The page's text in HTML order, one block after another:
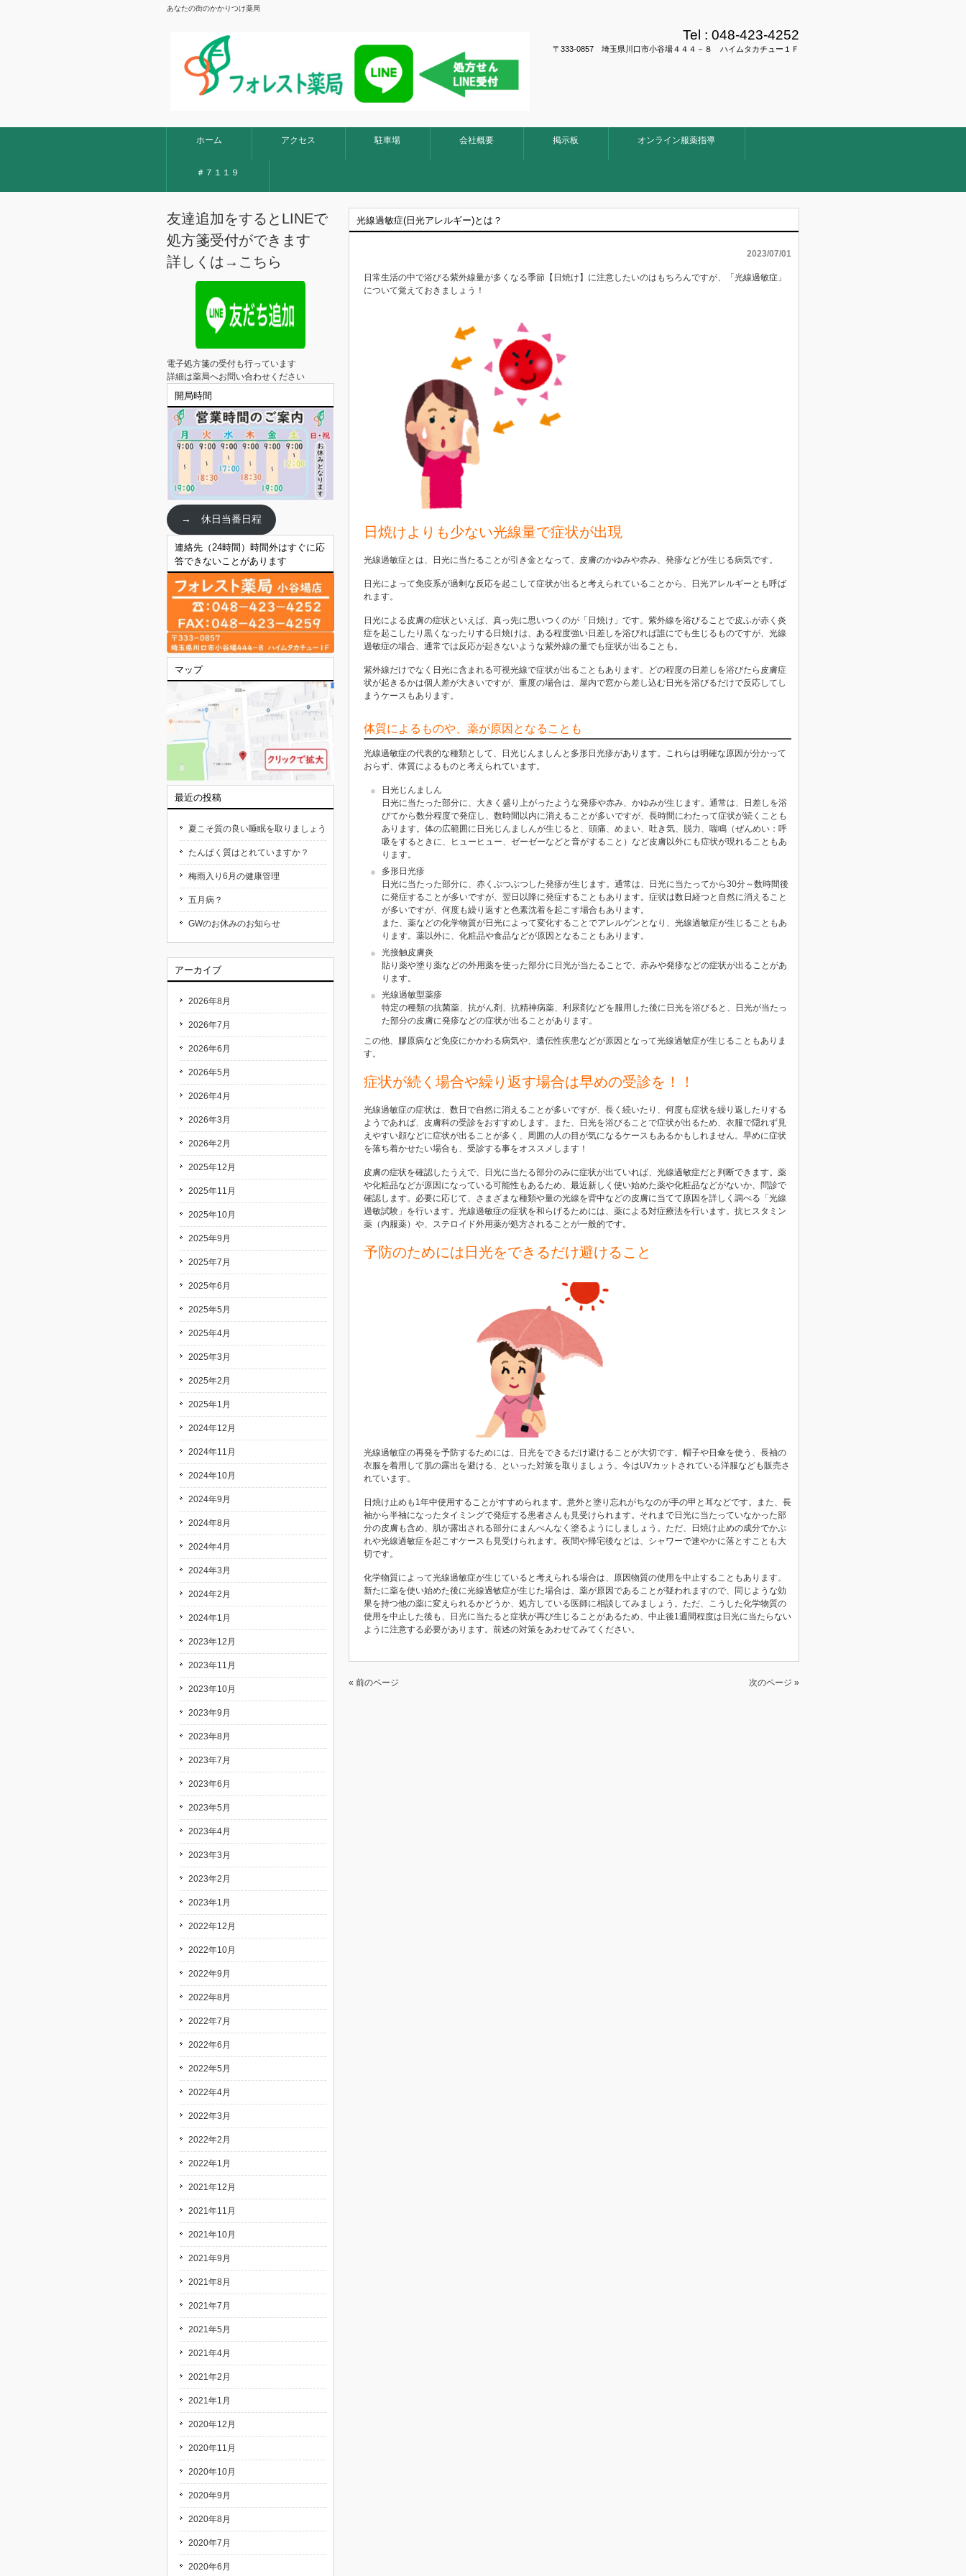
あなたの街のかかりつけ薬局
Tel : 048-423-4252
〒333-0857 埼玉県川口市小谷場４４４－８ ハイムタカチュー１Ｆ
ホーム アクセス 駐車場 会社概要 掲示板 オンライン服薬指導
＃７１１９
光線過敏症(日光アレルギー)とは？
2023/07/01
日常生活の中で浴びる紫外線量が多くなる季節【日焼け】に注意したいのはもちろんですが、「光線過敏症」
について覚えておきましょう！
日焼けよりも少ない光線量で症状が出現
光線過敏症とは、日光に当たることが引き金となって、皮膚のかゆみや赤み、発疹などが生じる病気です。
日光によって免疫系が過剰な反応を起こして症状が出ると考えられていることから、日光アレルギーとも呼ば
れます。
日光による皮膚の症状といえば、真っ先に思いつくのが「日焼け」です。紫外線を浴びることで皮ふが赤く炎
症を起こしたり黒くなったりする日焼けは、ある程度強い日差しを浴びれば誰にでも生じるものですが、光線
過敏症の場合、通常では反応が起きないような紫外線の量でも症状が出ることも。
紫外線だけでなく日光に含まれる可視光線で症状が出ることもあります。どの程度の日差しを浴びたら皮膚症
状が起きるかは個人差が大きいですが、重度の場合は、屋内で窓から差し込む日光を浴びるだけで反応してし
まうケースもあります。
体質によるものや、薬が原因となることも
光線過敏症の代表的な種類として、日光じんましんと多形日光疹があります。これらは明確な原因が分かって
おらず、体質によるものと考えられています。
日光じんましん
日光に当たった部分に、大きく盛り上がったような発疹や赤み、かゆみが生じます。通常は、日差しを浴
びてから数分程度で発症し、数時間以内に消えることが多いですが、長時間にわたって症状が続くことも
あります。体の広範囲に日光じんましんが生じると、頭痛、めまい、吐き気、脱力、喘鳴（ぜんめい：呼
吸をするときに、ヒューヒュー、ゼーゼーなどと音がすること）など皮膚以外にも症状が現れることもあ
ります。
多形日光疹
日光に当たった部分に、赤くぶつぶつした発疹が生じます。通常は、日光に当たってから30分～数時間後
に発症することが多いですが、翌日以降に発症することもあります。症状は数日経つと自然に消えること
が多いですが、何度も繰り返すと色素沈着を起こす場合もあります。
また、薬などの化学物質が日光によって変化することでアレルゲンとなり、光線過敏症が生じることもあ
ります。薬以外に、化粧品や食品などが原因となることもあります。
光接触皮膚炎
貼り薬や塗り薬などの外用薬を使った部分に日光が当たることで、赤みや発疹などの症状が出ることがあ
ります。
光線過敏型薬疹
特定の種類の抗菌薬、抗がん剤、抗精神病薬、利尿剤などを服用した後に日光を浴びると、日光が当たっ
た部分の皮膚に発疹などの症状が出ることがあります。
この他、膠原病など免疫にかかわる病気や、遺伝性疾患などが原因となって光線過敏症が生じることもありま
す。
症状が続く場合や繰り返す場合は早めの受診を ！！
光線過敏症の症状は、数日で自然に消えることが多いですが、長く続いたり、何度も症状を繰り返したりする
ようであれば、皮膚科の受診をおすすめします。また、日光を浴びることで症状が出るため、衣服で隠れず見
えやすい顔などに症状が出ることが多く、周囲の人の目が気になるケースもあるかもしれません。早めに症状
を落ち着かせたい場合も、受診する事をオススメします！
皮膚の症状を確認したうえで、日光に当たる部分のみに症状が出ていれば、光線過敏症だと判断できます。薬
や化粧品などが原因になっている可能性もあるため、最近新しく使い始めた薬や化粧品などがないか、問診で
確認します。必要に応じて、さまざまな種類や量の光線を背中などの皮膚に当てて原因を詳しく調べる「光線
過敏試験」を行います。光線過敏症の症状を和らげるためには、薬による対症療法を行います。抗ヒスタミン
薬（内服薬）や、ステロイド外用薬が処方されることが一般的です。
予防のためには日光をできるだけ避けること
光線過敏症の再発を予防するためには、日光をできるだけ避けることが大切です。帽子や日傘を使う、長袖の
衣服を着用して肌の露出を避ける、といった対策を取りましょう。今はUVカットされている洋服なども販売さ
れています。
日焼け止めも1年中使用することがすすめられます。意外と塗り忘れがちなのが手の甲と耳などです。また、長
袖から半袖になったタイミングで発症する患者さんも見受けられます。それまで日光に当たっていなかった部
分の皮膚も含め、肌が露出される部分にまんべんなく塗るようにしましょう。ただ、日焼け止めの成分でかぶ
れや光線過敏症を起こすケースも見受けられます。夜間や帰宅後などは、シャワーで速やかに落とすことも大
切です。
化学物質によって光線過敏症が生じていると考えられる場合は、原因物質の使用を中止することもあります。
新たに薬を使い始めた後に光線過敏症が生じた場合は、薬が原因であることが疑われますので、同じような効
果を持つ他の薬に変えられるかどうか、処方している医師に相談してみましょう。ただ、こうした化学物質の
使用を中止した後も、日光に当たると症状が再び生じることがあるため、中止後1週間程度は日光に当たらない
ように注意する必要があります。前述の対策をあわせてみてください。
« 前のページ 次のページ »
友達追加をするとLINEで
処方箋受付ができます
詳しくは→ こちら
電子処方箋の受付も行っています
詳細は薬局へお問い合わせください
開局時間
→ 休日当番日程
連絡先（24時間）時間外はすぐに応
答できないことがあります
マップ
最近の投稿
夏こそ質の良い睡眠を取りましょう
たんぱく質はとれていますか？
梅雨入り6月の健康管理
五月病？
GWのお休みのお知らせ
アーカイブ
2026年8月
2026年7月
2026年6月
2026年5月
2026年4月
2026年3月
2026年2月
2025年12月
2025年11月
2025年10月
2025年9月
2025年7月
2025年6月
2025年5月
2025年4月
2025年3月
2025年2月
2025年1月
2024年12月
2024年11月
2024年10月
2024年9月
2024年8月
2024年4月
2024年3月
2024年2月
2024年1月
2023年12月
2023年11月
2023年10月
2023年9月
2023年8月
2023年7月
2023年6月
2023年5月
2023年4月
2023年3月
2023年2月
2023年1月
2022年12月
2022年10月
2022年9月
2022年8月
2022年7月
2022年6月
2022年5月
2022年4月
2022年3月
2022年2月
2022年1月
2021年12月
2021年11月
2021年10月
2021年9月
2021年8月
2021年7月
2021年5月
2021年4月
2021年2月
2021年1月
2020年12月
2020年11月
2020年10月
2020年9月
2020年8月
2020年7月
2020年6月